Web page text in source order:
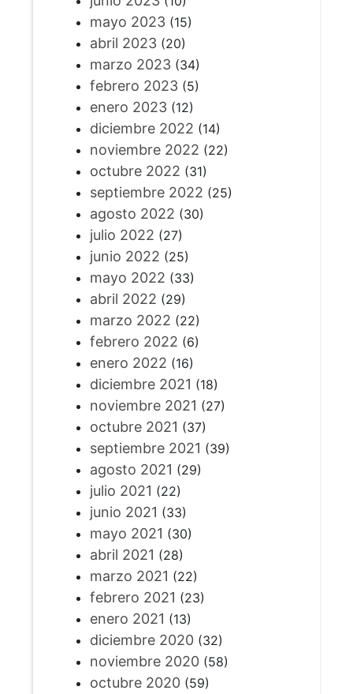
mayo 2023(15)
abril 2023(20)
marzo 2023(34)
febrero 2023(5)
enero 2023(12)
diciembre 2022 (14)
noviembre 2022 (22)
octubre 2022 (31)
septiembre 2022 (25)
agosto 2022 (30)
julio 2022 (27)
junio 2022 (25)
mayo 2022 (33)
abril 2022 (29)
marzo 2022 (22)
febrero 2022 (6)
enero 2022 (16)
diciembre 2021 (18)
noviembre 2021 (27)
octubre 2021 (37)
septiembre 2021 (39)
agosto 2021 (29)
julio 2021 (22)
junio 2021 (33)
mayo 2021 (30)
abril 2021 (28)
marzo 2021 (22)
febrero 2021 (23)
enero 2021 (13)
diciembre 2020(32)
noviembre 2020(58)
octubre 2020(59)